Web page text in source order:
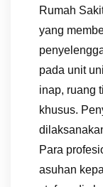
Rumah
yang
pada unit
inap, ruang
khusus.
Para
asuhan